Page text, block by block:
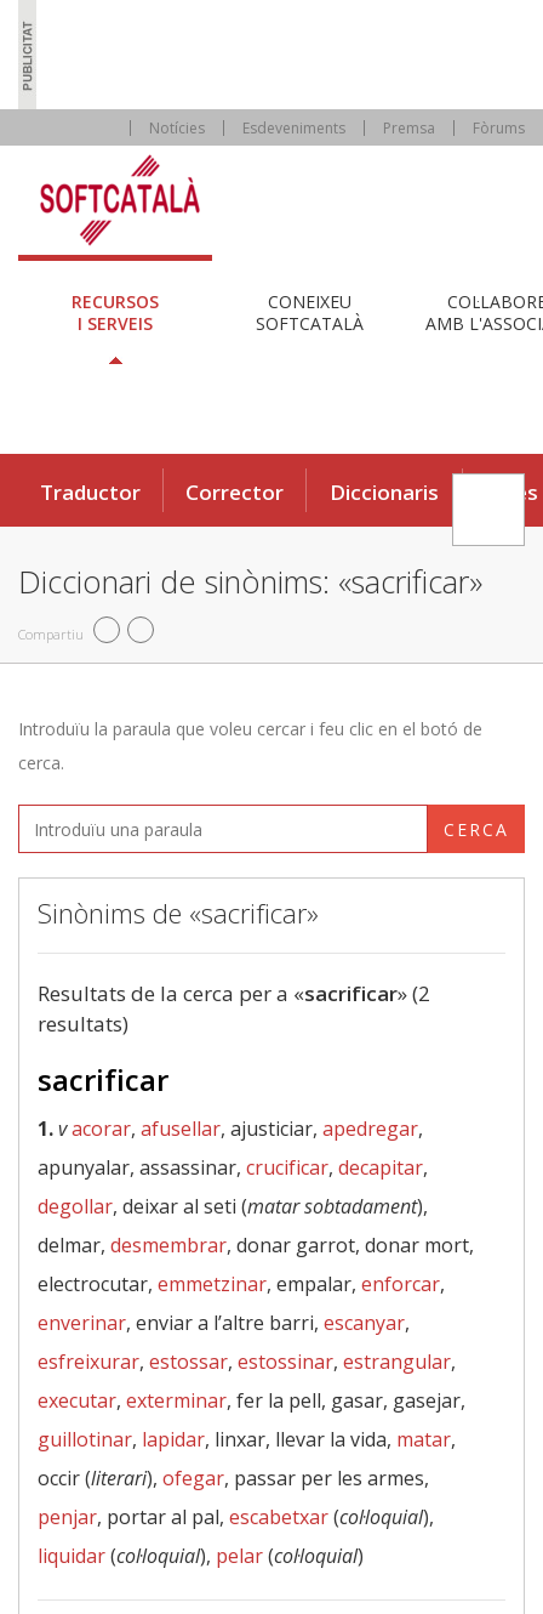
Notícies Esdeveniments Premsa Fòrums
RECURSOS
I SERVEIS
CONEIXEU
SOFTCATALÀ
AMB
Traductor Corrector Diccionaris Eines
Diccionari de sinònims: «sacrificar»
Compartiu
Introduïu la paraula que voleu cercar i feu clic en el botó de
cerca.
CERCA
Sinònims de «sacrificar»
Resultats de la cerca per a «sacrificar» (2
resultats)
sacrificar
1.vacorar, afusellar, ajusticiar, apedregar,
apunyalar, assassinar, crucificar, decapitar,
degollar, deixar al seti (matar sobtadament),
delmar, desmembrar, donar garrot, donar mort,
electrocutar, emmetzinar, empalar, enforcar,
enverinar, enviar a l’altre barri, escanyar,
esfreixurar, estossar, estossinar, estrangular,
executar, exterminar, fer la pell, gasar, gasejar,
guillotinar, lapidar, linxar, llevar la vida, matar,
occir (literari), ofegar, passar per les armes,
penjar, portar al pal, escabetxar(col·loquial),
liquidar(col·loquial), pelar(col·loquial)